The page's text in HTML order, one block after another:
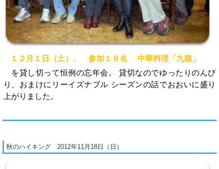
１２月１日（土）、 参加１６名 中華料理「九龍」
を貸し切って恒例の忘年会。 貸切なのでゆったりのんび
り、おまけにリーイズナブル シーズンの話でおおいに盛り
上がりました。
秋のハイキング 2012年11月18日（日）